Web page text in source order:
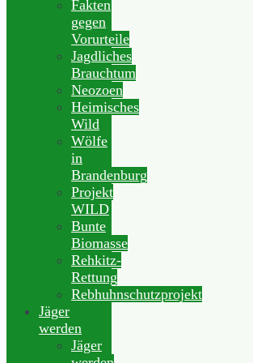
Fakten
gegen
Vorurteile
Jagdliches
Brauchtum
Neozoen
Heimisches
Wild
Wölfe
in
Brandenburg
Projekt
WILD
Bunte
Biomasse
Rehkitz-
Rettung
Rebhuhnschutzprojekt
Jäger
werden
Jäger